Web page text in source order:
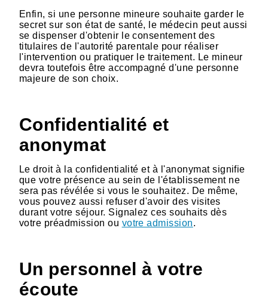
Enfin, si une personne mineure souhaite garder le
secret sur son état de santé, le médecin peut aussi
se dispenser d'obtenir le consentement des
titulaires de l'autorité parentale pour réaliser
l'intervention ou pratiquer le traitement. Le mineur
devra toutefois être accompagné d'une personne
majeure de son choix.
Confidentialité et
anonymat
Le droit à la confidentialité et à l'anonymat signifie
que votre présence au sein de l'établissement ne
sera pas révélée si vous le souhaitez. De même,
vous pouvez aussi refuser d'avoir des visites
durant votre séjour. Signalez ces souhaits dès
votre préadmission ou votre admission.
Un personnel à votre
écoute